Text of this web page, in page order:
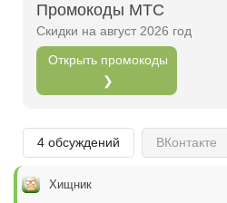
Промокоды МТС
Скидки на август 2026 год
Открыть промокоды
❯
4 обсуждений ВКонтакте
Хищник
Открыть полностью
Проверяй акции, делай
Открыть полностью